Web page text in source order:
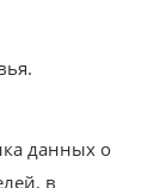
данных о
в